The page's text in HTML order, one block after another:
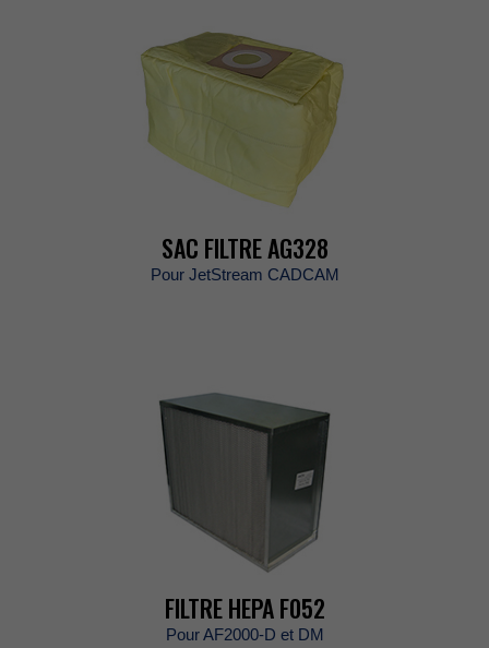
SACFILTREAG328
PourJetStreamCADCAM
FILTREHEPAF052
PourAF2000-DetDM